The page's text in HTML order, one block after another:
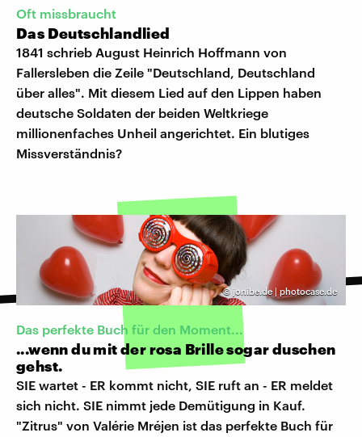
Oft missbraucht
Das Deutschlandlied
1841 schrieb August Heinrich Hoffmann von
Fallersleben die Zeile "Deutschland, Deutschland
über alles". Mit diesem Lied auf den Lippen haben
deutsche Soldaten der beiden Weltkriege
millionenfaches Unheil angerichtet. Ein blutiges
Missverständnis?
© jonibe.de | photocase.de
Das perfekte Buch für den Moment...
...wenn du mit der rosa Brille sogar duschen
gehst.
SIE wartet - ER kommt nicht, SIE ruft an - ER meldet
sich nicht. SIE nimmt jede Demütigung in Kauf.
"Zitrus" von Valérie Mréjen ist das perfekte Buch für